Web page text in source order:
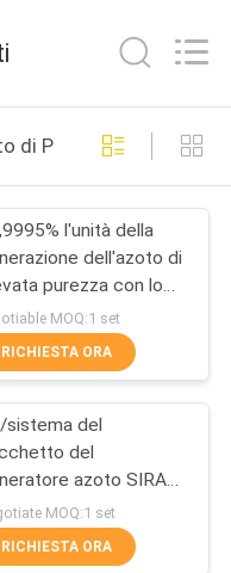
175
9
di PSA
l'unità della
dell'azoto di
purezza con lo
CCS ha approvato
MOQ:1 set
RICHIESTA ORA
sistema del
del
azoto SIRA
di iso PSA
MOQ:1 set
RICHIESTA ORA